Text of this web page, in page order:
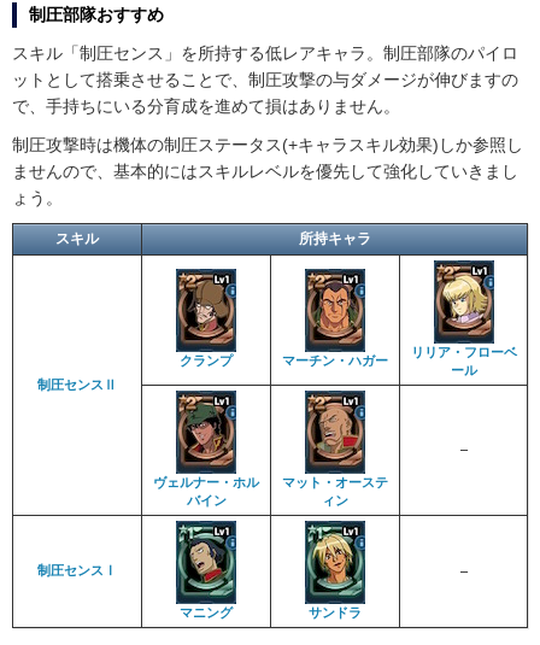
制圧部隊おすすめ
スキル「制圧センス」を所持する低レアキャラ。制圧部隊のパイロ
ットとして搭乗させることで、制圧攻撃の与ダメージが伸びますの
で、手持ちにいる分育成を進めて損はありません。
制圧攻撃時は機体の制圧ステータス(+キャラスキル効果)しか参照し
ませんので、基本的にはスキルレベルを優先して強化していきまし
ょう。
スキル 所持キャラ
制圧センスⅡ
クランプ マーチン・ハガー
リリア・フローベ
ール
ヴェルナー・ホル
バイン
マット・オーステ
ィン
–
制圧センスⅠ
マニング サンドラ
–